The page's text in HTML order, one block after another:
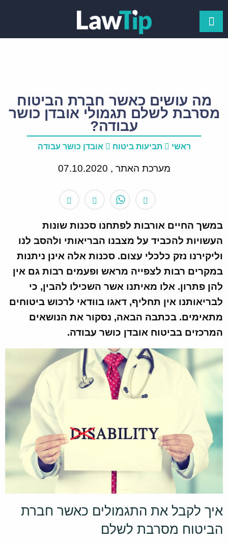
מה עושים כאשר חברת הביטוח
מסרבת לשלם תגמולי אובדן כושר
עבודה?
ראשי תביעות ביטוח אובדן כושר עבודה
מערכת האתר , 07.10.2020
במשך החיים אורבות לפתחנו סכנות שונות
העשויות להכביד על מצבנו הבריאותי ולהסב לנו
וליקירנו נזק כלכלי עצום. סכנות אלה אינן ניתנות
במקרים רבות לצפייה מראש ופעמים רבות גם אין
להן פתרון. אלו מאיתנו אשר השכילו להבין, כי
לבריאותנו אין תחליף, דאגו בוודאי לרכוש ביטוחים
מתאימים. בכתבה הבאה, נסקור את הנושאים
המרכזים בביטוח אובדן כושר עבודה.
איך לקבל את התגמולים כאשר חברת
הביטוח מסרבת לשלם